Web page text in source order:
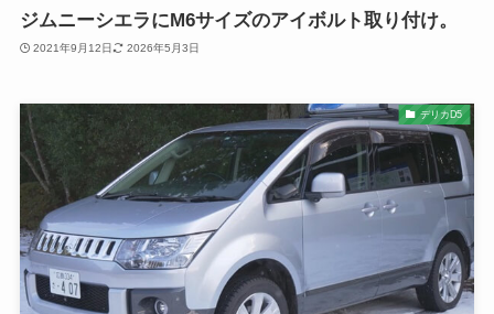
ジムニーシエラにM6サイズのアイボルト取り付け。
2021年9月12日 2026年5月3日
デリカD5